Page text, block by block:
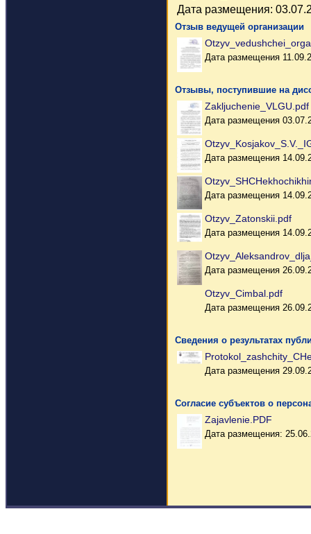
Дата размещения:
Отзыв ведущей организации
Дата размещения
Отзывы, поступившие на
Zakljuchenie_VLGU.pdf
Дата размещения
Дата размещения
Дата размещения
Otzyv_Zatonskii.pdf
Дата размещения
Дата размещения
Otzyv_Cimbal.pdf
Дата размещения
Сведения о результатах
Дата размещения
Согласие субъектов о
Zajavlenie.PDF
Дата размещения: